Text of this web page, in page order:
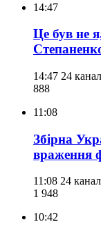
14:47
Це був не
14:47 24
888
11:08
Збірна
враження
11:08 24
1 948
10:42